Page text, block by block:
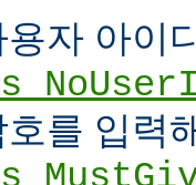
자 아이
를 입력